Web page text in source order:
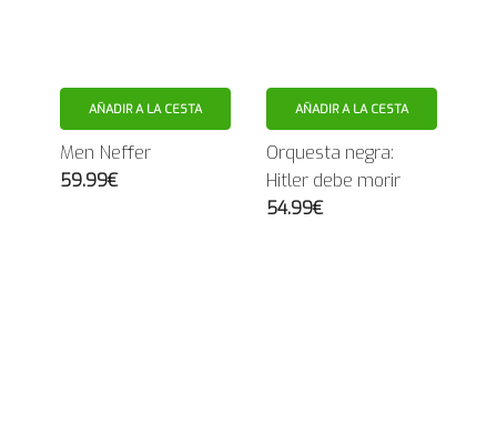
AÑADIR A LA CESTA
Men Neffer
59.99€
AÑADIR A LA CESTA
Orquesta negra:
Hitler debe morir
54.99€